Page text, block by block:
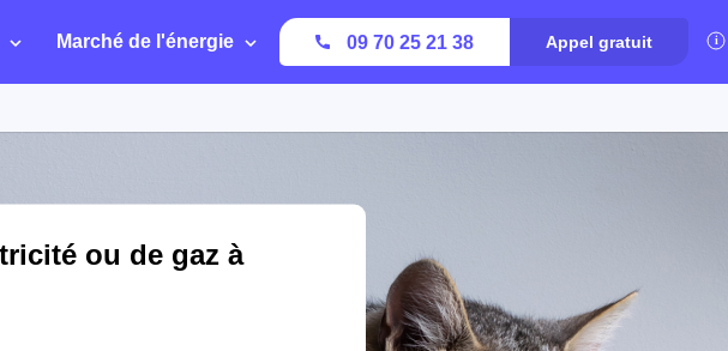
Marché de l'énergie 09 70 25 21 38 Appel gratuit